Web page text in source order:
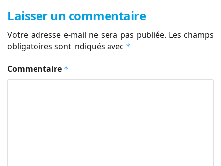
Laisser un commentaire
Votre adresse e-mail ne sera pas publiée. Les champs
obligatoires sont indiqués avec *
Commentaire *